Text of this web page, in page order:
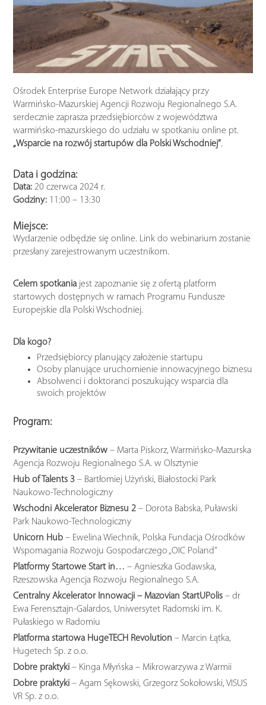
Ośrodek Enterprise Europe Network działający przy
Warmińsko-Mazurskiej Agencji Rozwoju Regionalnego S.A.
serdecznie zaprasza przedsiębiorców z województwa
warmińsko-mazurskiego do udziału w spotkaniu online pt.
„Wsparcie na rozwój startupów dla Polski Wschodniej”.
Data i godzina:
Data: 20 czerwca 2024 r.
Godziny: 11:00 – 13:30
Miejsce:
Wydarzenie odbędzie się online. Link do webinarium zostanie
przesłany zarejestrowanym uczestnikom.
Celem spotkania jest zapoznanie się z ofertą platform
startowych dostępnych w ramach Programu Fundusze
Europejskie dla Polski Wschodniej.
Dla kogo?
Przedsiębiorcy planujący założenie startupu
Osoby planujące uruchomienie innowacyjnego biznesu
Absolwenci i doktoranci poszukujący wsparcia dla
swoich projektów
Program:
Przywitanie uczestników – Marta Piskorz, Warmińsko-Mazurska
Agencja Rozwoju Regionalnego S.A. w Olsztynie
Hub of Talents 3 – Bartłomiej Użyński, Białostocki Park
Naukowo-Technologiczny
Wschodni Akcelerator Biznesu 2 – Dorota Babska, Puławski
Park Naukowo-Technologiczny
Unicorn Hub – Ewelina Wiechnik, Polska Fundacja Ośrodków
Wspomagania Rozwoju Gospodarczego „OIC Poland”
Platformy Startowe Start in… – Agnieszka Godawska,
Rzeszowska Agencja Rozwoju Regionalnego S.A.
Centralny Akcelerator Innowacji – Mazovian StartUPolis – dr
Ewa Ferensztajn-Galardos, Uniwersytet Radomski im. K.
Pułaskiego w Radomiu
Platforma startowa HugeTECH Revolution – Marcin Łątka,
Hugetech Sp. z o.o.
Dobre praktyki – Kinga Młyńska – Mikrowarzywa z Warmii
Dobre praktyki – Agam Sękowski, Grzegorz Sokołowski, VISUS
VR Sp. z o.o.